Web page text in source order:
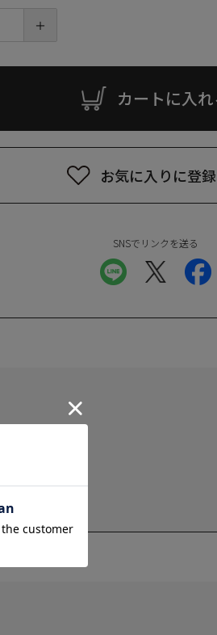
＋
カートに入れ
お気に入りに登
SNSでリンクを送る